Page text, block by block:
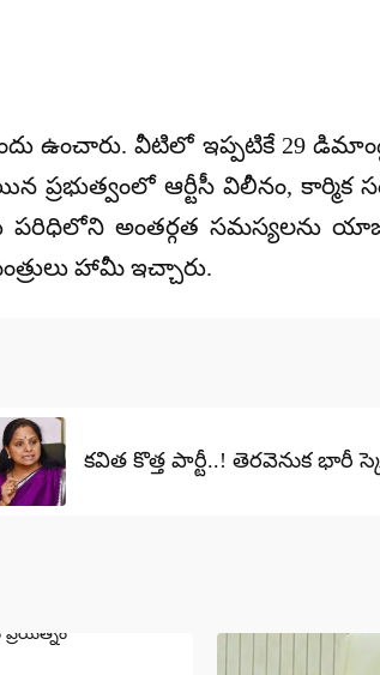
ఉంచారు. వీటిలో ఇప్పటికే 29
ఆర్టీసీ విలీనం, కార్మిక
పరిధిలోని అంతర్గత సమస్యలను
హామీ ఇచ్చారు.
కవిత కొత్త పార్టీ..! తెరవెనుక భారీ